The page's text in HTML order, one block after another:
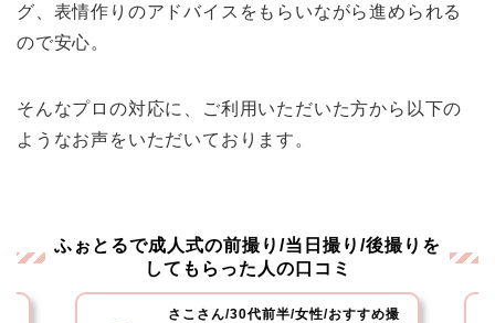
グ、表情作りのアドバイスをもらいながら進められる
ので安心。
そんなプロの対応に、ご利用いただいた方から以下の
ようなお声をいただいております。
ふぉとるで成人式の前撮り/当日撮り/後撮りを
してもらった人の口コミ
つばきさん/40代後半/女性/よくばり